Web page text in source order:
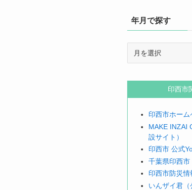
年月で探す
探
印西市
印西市ホーム
MAKE INZAI
設サイト）
印西市 公式
千葉県印西
印西市防災
いんザイ君